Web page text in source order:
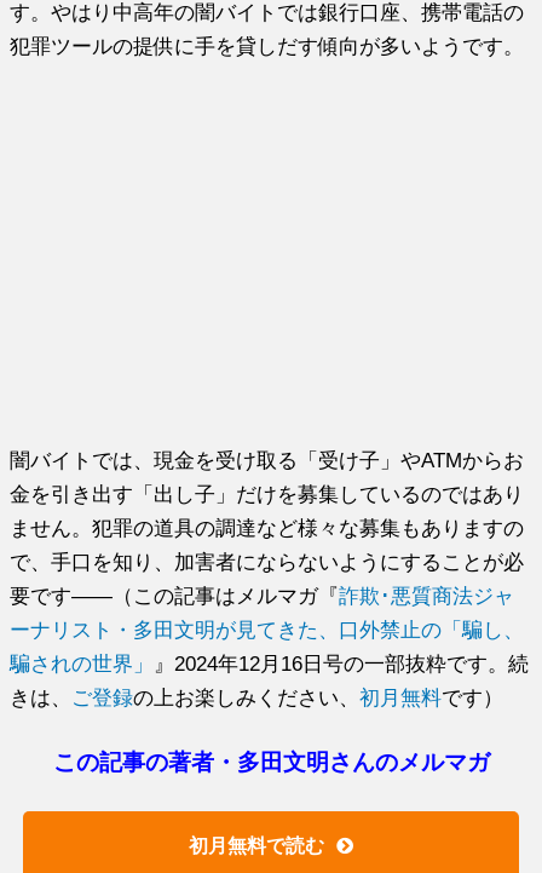
す。やはり中高年の闇バイトでは銀行口座、携帯電話の
犯罪ツールの提供に手を貸しだす傾向が多いようです。
闇バイトでは、現金を受け取る「受け子」やATMからお
金を引き出す「出し子」だけを募集しているのではあり
ません。犯罪の道具の調達など様々な募集もありますの
で、手口を知り、加害者にならないようにすることが必
要です――（この記事はメルマガ『詐欺･悪質商法ジャ
ーナリスト・多田文明が見てきた、口外禁止の「騙し、
騙されの世界」
』2024年12月16日号の一部抜粋です。続
きは、 ご登録の上お楽しみください、初月無料です）
この記事の著者・多田文明さんのメルマガ
初月無料で読む